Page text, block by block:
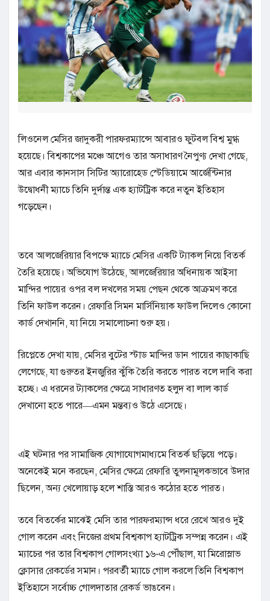
লিওনেল মেসির জাদুকরী পারফরম্যান্সে আবারও ফুটবল বিশ্ব মুগ্ধ
হয়েছে। বিশ্বকাপের মঞ্চে আগেও তার অসাধারণ নৈপুণ্য দেখা গেছে,
আর এবার কানসাস সিটির অ্যারোহেড স্টেডিয়ামে আর্জেন্টিনার
উদ্বোধনী ম্যাচে তিনি দুর্দান্ত এক হ্যাটট্রিক করে নতুন ইতিহাস
গড়েছেন।
তবে আলজেরিয়ার বিপক্ষে ম্যাচে মেসির একটি ট্যাকল নিয়ে বিতর্ক
তৈরি হয়েছে। অভিযোগ উঠেছে, আলজেরিয়ার অধিনায়ক আইসা
মান্দির পায়ের ওপর বল দখলের সময় পেছন থেকে আক্রমণ করে
তিনি ফাউল করেন। রেফারি সিমন মার্সিনিয়াক ফাউল দিলেও কোনো
কার্ড দেখাননি, যা নিয়ে সমালোচনা শুরু হয়।
রিপ্লেতে দেখা যায়, মেসির বুটের স্টাড মান্দির ডান পায়ের কাছাকাছি
লেগেছে, যা গুরুতর ইনজুরির ঝুঁকি তৈরি করতে পারত বলে দাবি করা
হচ্ছে। এ ধরনের ট্যাকলের ক্ষেত্রে সাধারণত হলুদ বা লাল কার্ড
দেখানো হতে পারে—এমন মন্তব্যও উঠে এসেছে।
এই ঘটনার পর সামাজিক যোগাযোগমাধ্যমে বিতর্ক ছড়িয়ে পড়ে।
অনেকেই মনে করছেন, মেসির ক্ষেত্রে রেফারি তুলনামূলকভাবে উদার
ছিলেন, অন্য খেলোয়াড় হলে শাস্তি আরও কঠোর হতে পারত।
তবে বিতর্কের মাঝেই মেসি তার পারফরম্যান্স ধরে রেখে আরও দুই
গোল করেন এবং নিজের প্রথম বিশ্বকাপ হ্যাটট্রিক সম্পন্ন করেন। এই
ম্যাচের পর তার বিশ্বকাপ গোলসংখ্যা ১৬-এ পৌঁছাল, যা মিরোস্লাভ
ক্লোসার রেকর্ডের সমান। পরবর্তী ম্যাচে গোল করলে তিনি বিশ্বকাপ
ইতিহাসে সর্বোচ্চ গোলদাতার রেকর্ড ভাঙবেন।